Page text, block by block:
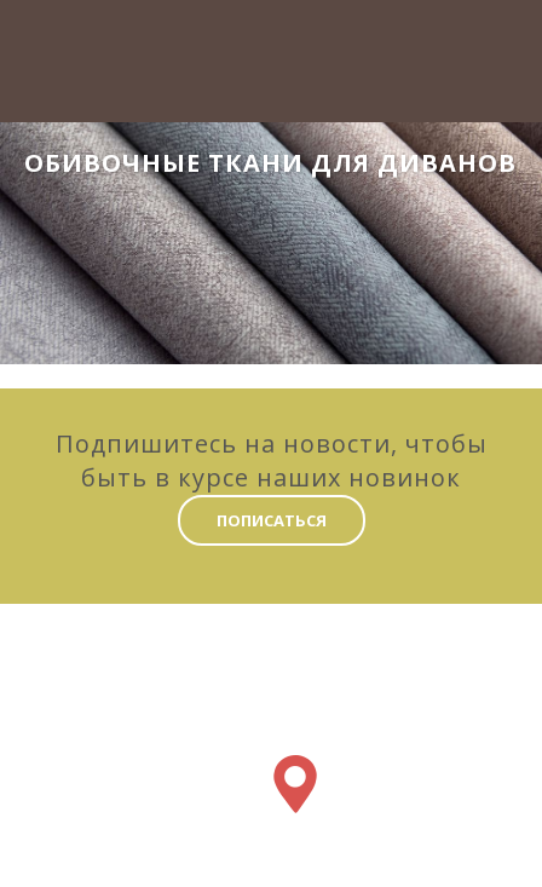
ОБИВОЧНЫЕ ТКАНИ ДЛЯ ДИВАНОВ
Подпишитесь на новости, чтобы
быть в курсе наших новинок
ПОПИСАТЬСЯ